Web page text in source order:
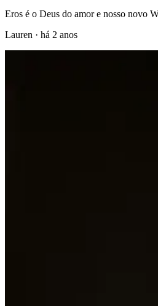
Eros é o Deus do amor e nosso novo
Lauren · há 2 anos